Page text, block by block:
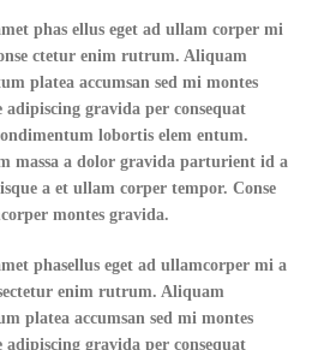
phas ellus eget ad ullam corper mi
ctetur enim rutrum. Aliquam
platea accumsan sed mi montes
gravida per consequat
lobortis elem entum.
massa a dolor gravida parturient id a
a et ullam corper tempor. Conse
montes gravida.
phasellus eget ad ullamcorper mi a
enim rutrum. Aliquam
platea accumsan sed mi montes
gravida per consequat